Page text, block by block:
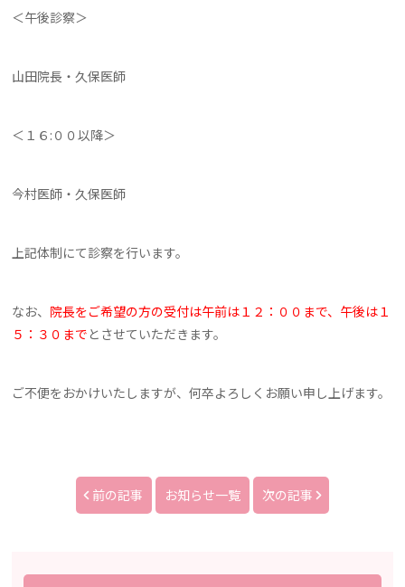
＜午後診察＞
山田院長・久保医師
＜１６:００以降＞
今村医師・久保医師
上記体制にて診察を行います。
なお、 院長をご希望の方の受付は午前は１２：００まで、午後は１
５：３０まで とさせていただきます。
ご不便をおかけいたしますが、何卒よろしくお願い申し上げます。
前の記事 お知らせ一覧 次の記事